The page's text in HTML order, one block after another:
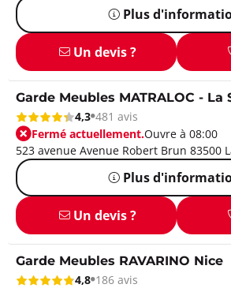
Plus
Un devis ?
Garde Meubles MATRALOC - La
4,3 481 avis
Fermé actuellement.Ouvre à 08:00
523 avenue Avenue Robert Brun 83500
Plus
Un devis ?
Garde Meubles RAVARINO Nice
4,8 186 avis